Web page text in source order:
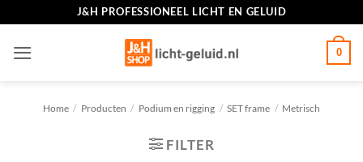
inhoud
J&H PROFESSIONEEL LICHT EN GELUID
0
Home / Producten / Podium en rigging / SET frame / Metrisch
FILTER